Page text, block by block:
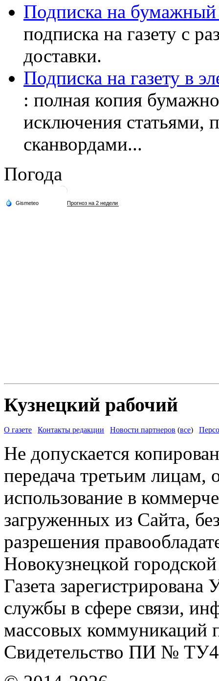
Подписка на бумажный
подписка на газету с
доставки.
Подписка на газету в
: полная копия
исключения статьями,
сканвордами...
Погода
Кузнецкий рабочий
О газете Контакты редакции Новости партнеров (все)
Не допускается
передача третьим лицам,
использование в
загруженных из Сайта,
разрешения
Новокузнецкой
Газета
службы в сфере связи,
массовых коммуникаций
Свидетельство ПИ №